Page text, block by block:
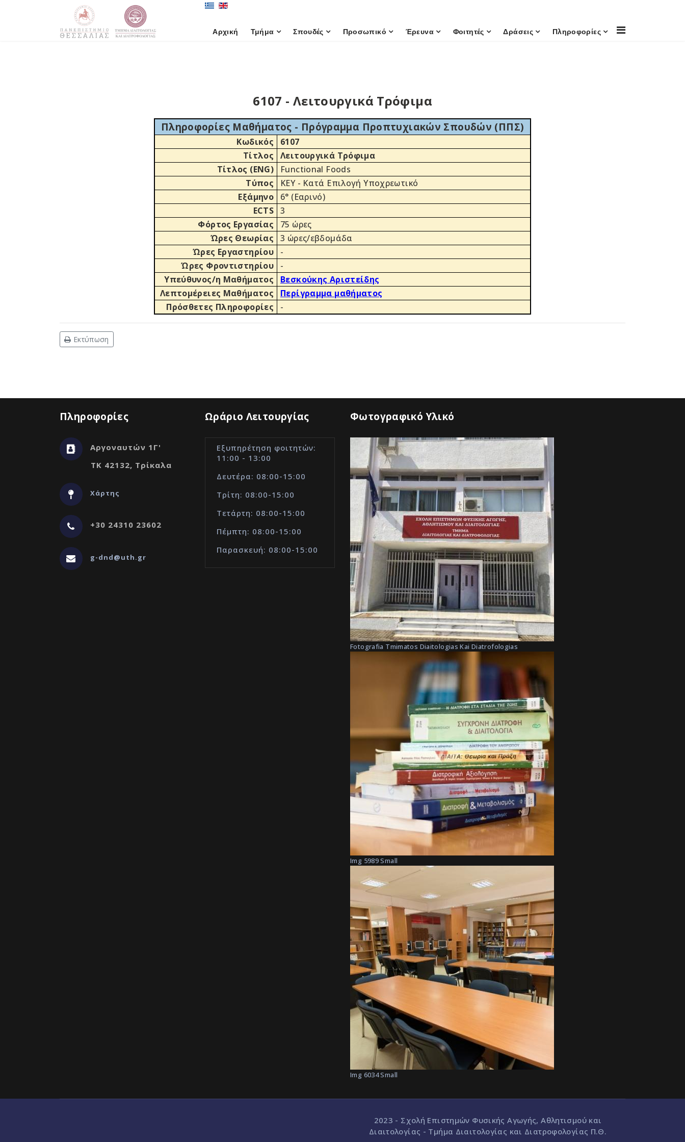
Αρχική Τμήμα Σπουδές Προσωπικό Έρευνα Φοιτητές Δράσεις Πληροφορίες
6107 - Λειτουργικά Τρόφιμα
Πληροφορίες Μαθήματος - Πρόγραμμα Προπτυχιακών Σπουδών (ΠΠΣ)
Κωδικός
6107
Τίτλος
Λειτουργικά Τρόφιμα
Τίτλος (ENG)
Functional Foods
Τύπος
ΚΕΥ - Κατά Επιλογή Υποχρεωτικό
Εξάμηνο
6° (Εαρινό)
ECTS 3
Φόρτος Εργασίας
75 ώρες
Ώρες Θεωρίας
3 ώρες/εβδομάδα
Ώρες Εργαστηρίου
-
Ώρες Φροντιστηρίου
-
Υπεύθυνος/η Μαθήματος
Βεσκούκης Αριστείδης
Λεπτομέρειες Μαθήματος
Περίγραμμα μαθήματος
Πρόσθετες Πληροφορίες
-
Εκτύπωση
Πληροφορίες
Αργοναυτών 1Γ'
ΤΚ 42132, Τρίκαλα
Χάρτης
+30 24310 23602
g-dnd@uth.gr
Ωράριο Λειτουργίας
Εξυπηρέτηση φοιτητών:
11:00 - 13:00
Δευτέρα: 08:00-15:00
Τρίτη: 08:00-15:00
Τετάρτη: 08:00-15:00
Πέμπτη: 08:00-15:00
Παρασκευή: 08:00-15:00
Φωτογραφικό Υλικό
Fotografia Tmimatos Diaitologias Kai Diatrofologias
Img 5989 Small
Img 6034 Small
2023 - Σχολή Επιστημών Φυσικής Αγωγής, Αθλητισμού και
Διαιτολογίας - Τμήμα Διαιτολογίας και Διατροφολογίας Π.Θ.